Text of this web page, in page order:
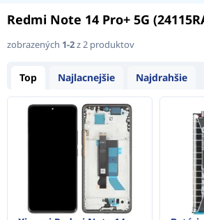
Redmi Note 14 Pro+ 5G
zobrazených 1-2z 2 produktov
Top Najlacnejšie Najdrahšie